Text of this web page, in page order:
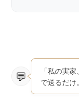
「私の実
で送るだけ